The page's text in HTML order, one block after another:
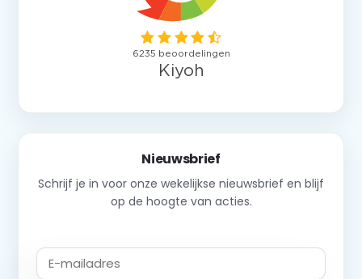
Nieuwsbrief
Schrijf je in voor onze wekelijkse nieuwsbrief en blijf
op de hoogte van acties.